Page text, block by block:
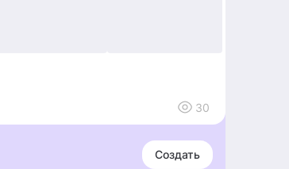
30
Создать